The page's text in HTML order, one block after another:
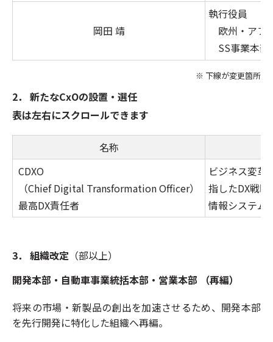
岡田 靖
執行役員
欧州・アフ
SS事業本部
※ 下線が変更箇所
2． 新たなCxOの設置・選任
表は左右にスクロールできます
名称
CDXO
（Chief Digital Transformation Officer）
最高DX責任者
ビジネス変革
指したDX戦略
情報システム
3． 組織改定 （部以上）
開発本部・自動車事業統括本部・営業本部 （再編）
将来の市場・新製品の創出を加速させるため、開発本部
を先行開発に特化した組織へ再編。